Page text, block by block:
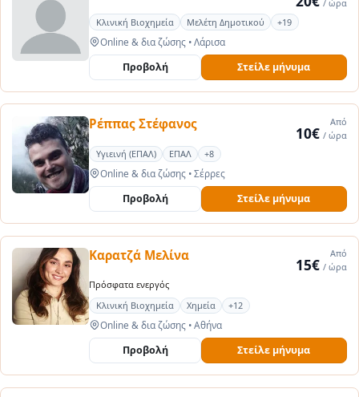
/ ώρα
Κλινική Βιοχημεία
Μελέτη Δημοτικού +19
Online & δια ζώσης •Λάρισα
Προβολή Στείλε μήνυμα
Ρέππας Στέφανος Από
10€ / ώρα
Υγιεινή (ΕΠΑΛ)
ΕΠΑΛ +8
Online & δια ζώσης •Σέρρες
Προβολή Στείλε μήνυμα
Καρατζά Μελίνα Από
15€ / ώρα
Πρόσφατα ενεργός
Κλινική Βιοχημεία
Χημεία +12
Online & δια ζώσης •Αθήνα
Προβολή Στείλε μήνυμα